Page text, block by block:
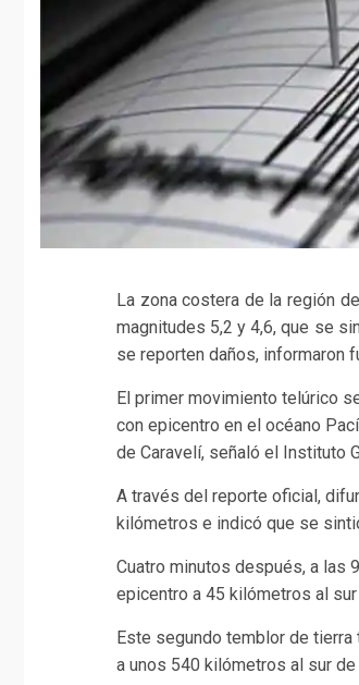
La zona costera de la región
magnitudes 5,2 y 4,6, que se
se reporten daños, informaron
El primer movimiento telúrico
con epicentro en el océano
de Caravelí, señaló el Instituto
A través del reporte oficial,
kilómetros e indicó que se
Cuatro minutos después, a las
epicentro a 45 kilómetros al
Este segundo temblor de
a unos 540 kilómetros al sur